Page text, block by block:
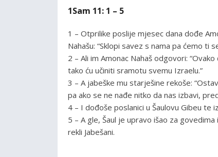
1Sam 11: 1 – 5
1 – Otprilike poslije mjesec dana dođe
Nahašu: “Sklopi savez s nama pa ćemo ti
2 – Ali im Amonac Nahaš odgovori:
tako ću učiniti sramotu svemu Izraelu.”
3 – A jabeške mu starješine rekoše:
pa ako se ne nađe nitko da nas izbavi,
4 – I dođoše poslanici u Šaulovu Gibeu te
5 – A gle, Šaul je upravo išao za
rekli Jabešani.